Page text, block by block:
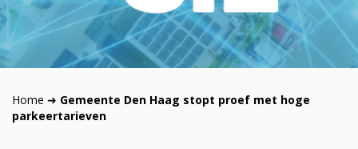
Home ➜ Gemeente Den Haag stopt proef met hoge
parkeertarieven